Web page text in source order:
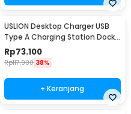
USLION Desktop Charger USB
Type A Charging Station Dock
5 Port 4A - US04
Rp73.100
Rp117.900 38%
+ Keranjang